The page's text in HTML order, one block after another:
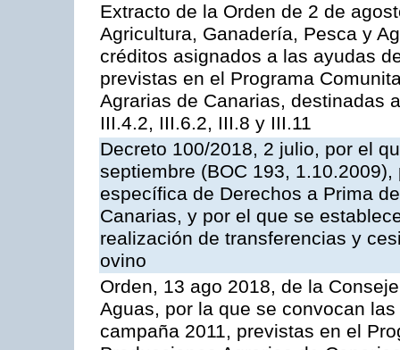
Extracto de la Orden de 2 de
Agricultura, Ganadería, Pesca y
créditos asignados a las ayudas
previstas en el Programa
Agrarias de Canarias, destinadas
III.4.2, III.6.2, III.8 y III.11
Decreto 100/2018, 2 julio, por el
septiembre (BOC 193,
específica de Derechos a Prima
Canarias, y por el que se
realización de transferencias y
ovino
Orden, 13 ago 2018, de la
Aguas, por la que se convocan
campaña 2011, previstas en el